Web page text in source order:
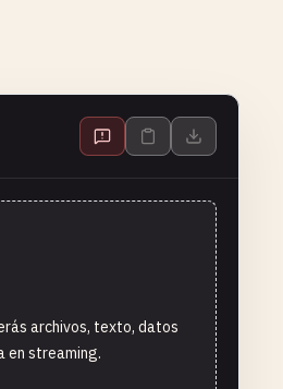
archivos, texto, datos
en streaming.